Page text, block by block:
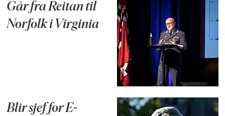
Går fra Reitan til
Norfolk i Virginia
Blir sjef for E-